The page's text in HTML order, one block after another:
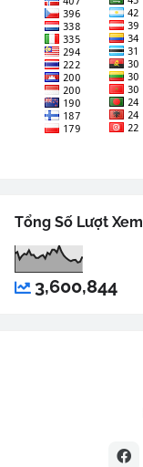
Tổng Số Lượt Xem
3,600,844